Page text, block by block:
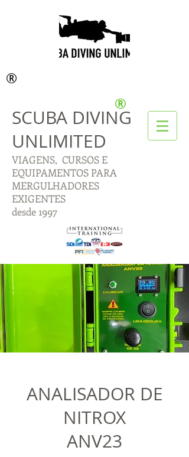
®
SCUBA DIVING
UNLIMITED
VIAGENS, CURSOS E
EQUIPAMENTOS PARA
MERGULHADORES
EXIGENTES
desde 1997
®
ANALISADOR DE
NITROX
ANV23